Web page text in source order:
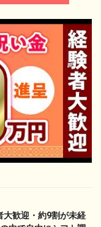
歓迎・約9割が未経